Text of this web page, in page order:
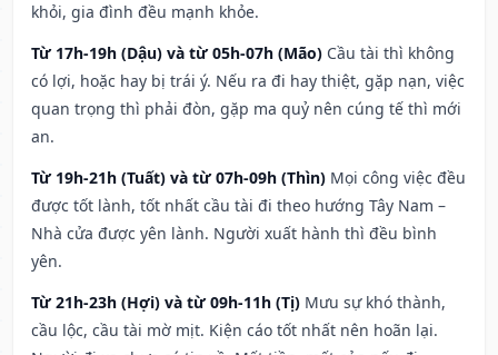
khỏi, gia đình đều mạnh khỏe.
Từ 17h-19h (Dậu) và từ 05h-07h (Mão) Cầu tài thì không
có lợi, hoặc hay bị trái ý. Nếu ra đi hay thiệt, gặp nạn, việc
quan trọng thì phải đòn, gặp ma quỷ nên cúng tế thì mới
an.
Từ 19h-21h (Tuất) và từ 07h-09h (Thìn) Mọi công việc đều
được tốt lành, tốt nhất cầu tài đi theo hướng Tây Nam –
Nhà cửa được yên lành. Người xuất hành thì đều bình
yên.
Từ 21h-23h (Hợi) và từ 09h-11h (Tị) Mưu sự khó thành,
cầu lộc, cầu tài mờ mịt. Kiện cáo tốt nhất nên hoãn lại.